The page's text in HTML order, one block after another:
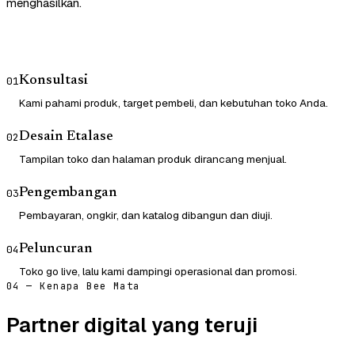
01Konsultasi
Kami pahami produk, target pembeli, dan kebutuhan toko Anda.
02Desain Etalase
Tampilan toko dan halaman produk dirancang menjual.
03Pengembangan
Pembayaran, ongkir, dan katalog dibangun dan diuji.
04Peluncuran
Toko go live, lalu kami dampingi operasional dan promosi.
04 — Kenapa Bee Mata
Partner digital yang teruji